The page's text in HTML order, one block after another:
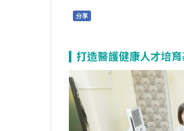
分享
打造醫護健康人才培